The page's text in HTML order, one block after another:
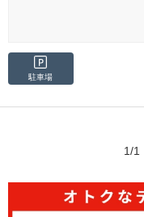
駐車場
1/1